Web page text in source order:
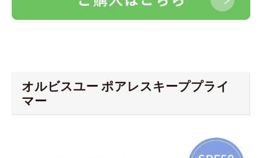
オルビスユー ポアレスキーププライ
マー